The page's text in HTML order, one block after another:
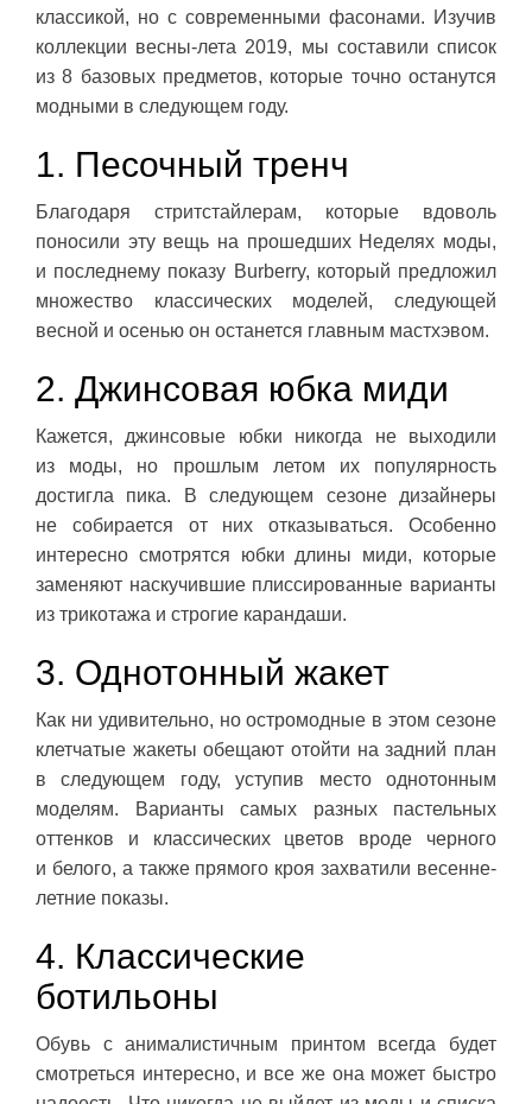
классикой, но с современными фасонами. Изучив
коллекции весны-лета 2019, мы составили список
из 8 базовых предметов, которые точно останутся
модными в следующем году.
1. Песочный тренч
Благодаря стритстайлерам, которые вдоволь
поносили эту вещь на прошедших Неделях моды,
и последнему показу Burberry, который предложил
множество классических моделей, следующей
весной и осенью он останется главным мастхэвом.
2. Джинсовая юбка миди
Кажется, джинсовые юбки никогда не выходили
из моды, но прошлым летом их популярность
достигла пика. В следующем сезоне дизайнеры
не собирается от них отказываться. Особенно
интересно смотрятся юбки длины миди, которые
заменяют наскучившие плиссированные варианты
из трикотажа и строгие карандаши.
3. Однотонный жакет
Как ни удивительно, но остромодные в этом сезоне
клетчатые жакеты обещают отойти на задний план
в следующем году, уступив место однотонным
моделям. Варианты самых разных пастельных
оттенков и классических цветов вроде черного
и белого, а также прямого кроя захватили весенне-
летние показы.
4. Классические
ботильоны
Обувь с анималистичным принтом всегда будет
смотреться интересно, и все же она может быстро